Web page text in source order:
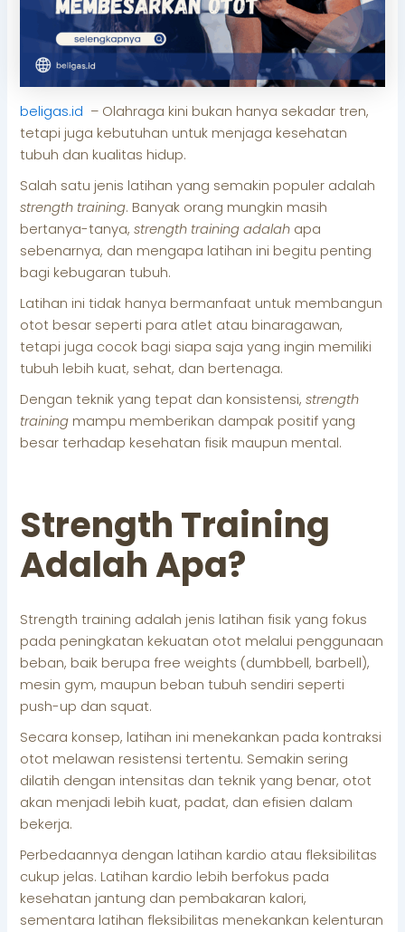
beligas.id – Olahraga kini bukan hanya sekadar tren,
tetapi juga kebutuhan untuk menjaga kesehatan
tubuh dan kualitas hidup.
Salah satu jenis latihan yang semakin populer adalah
strength training. Banyak orang mungkin masih
bertanya-tanya,strength training adalah apa
sebenarnya, dan mengapa latihan ini begitu penting
bagi kebugaran tubuh.
Latihan ini tidak hanya bermanfaat untuk membangun
otot besar seperti para atlet atau binaragawan,
tetapi juga cocok bagi siapa saja yang ingin memiliki
tubuh lebih kuat, sehat, dan bertenaga.
Dengan teknik yang tepat dan konsistensi,strength
training mampu memberikan dampak positif yang
besar terhadap kesehatan fisik maupun mental.
Strength Training
Adalah Apa?
Strength training adalah jenis latihan fisik yang fokus
pada peningkatan kekuatan otot melalui penggunaan
beban, baik berupa free weights (dumbbell, barbell),
mesin gym, maupun beban tubuh sendiri seperti
push-up dan squat.
Secara konsep, latihan ini menekankan pada kontraksi
otot melawan resistensi tertentu. Semakin sering
dilatih dengan intensitas dan teknik yang benar, otot
akan menjadi lebih kuat, padat, dan efisien dalam
bekerja.
Perbedaannya dengan latihan kardio atau fleksibilitas
cukup jelas. Latihan kardio lebih berfokus pada
kesehatan jantung dan pembakaran kalori,
sementara latihan fleksibilitas menekankan kelenturan